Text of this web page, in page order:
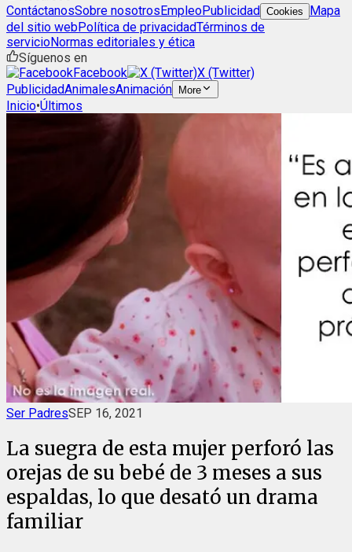
ContáctanosSobre nosotrosEmpleoPublicidad Cookies
Mapa
del sitio webPolítica de privacidadTérminos de
servicioNormas editoriales y ética
Síguenos en
Facebook
X (Twitter)
PublicidadAnimalesAnimación More
Inicio•Últimos
Ser PadresSEP 16, 2021
La suegra de esta mujer perforó las
orejas de su bebé de 3 meses a sus
espaldas, lo que desató un drama
familiar